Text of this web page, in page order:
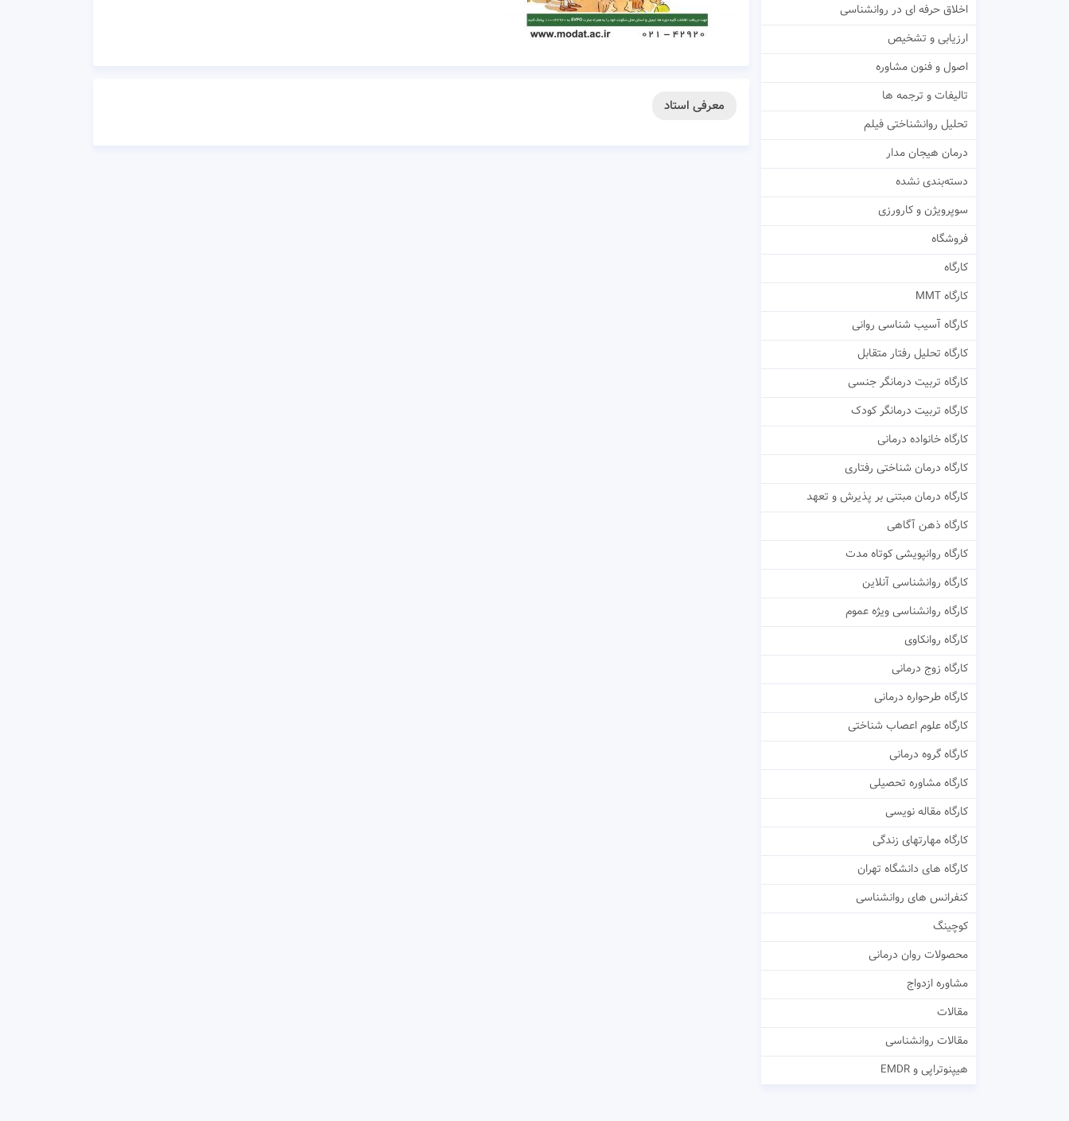
معرفی استاد
اخلاق حرفه ای در روانشناسی
ارزیابی و تشخیص
اصول و فنون مشاوره
تالیفات و ترجمه ها
تحلیل روانشناختی فیلم
درمان هیجان مدار
دسته‌بندی نشده
سوپرویژن و کارورزی
فروشگاه
کارگاه
کارگاه MMT
کارگاه آسیب شناسی روانی
کارگاه تحلیل رفتار متقابل
کارگاه تربیت درمانگر جنسی
کارگاه تربیت درمانگر کودک
کارگاه خانواده درمانی
کارگاه درمان شناختی رفتاری
کارگاه درمان مبتنی بر پذیرش و تعهد
کارگاه ذهن آگاهی
کارگاه روانپویشی کوتاه مدت
کارگاه روانشناسی آنلاین
کارگاه روانشناسی ویژه عموم
کارگاه روانکاوی
کارگاه زوج درمانی
کارگاه طرحواره درمانی
کارگاه علوم اعصاب شناختی
کارگاه گروه درمانی
کارگاه مشاوره تحصیلی
کارگاه مقاله نویسی
کارگاه مهارتهای زندگی
کارگاه های دانشگاه تهران
کنفرانس های روانشناسی
کوچینگ
محصولات روان درمانی
مشاوره ازدواج
مقالات
مقالات روانشناسی
هیپنوتراپی و EMDR